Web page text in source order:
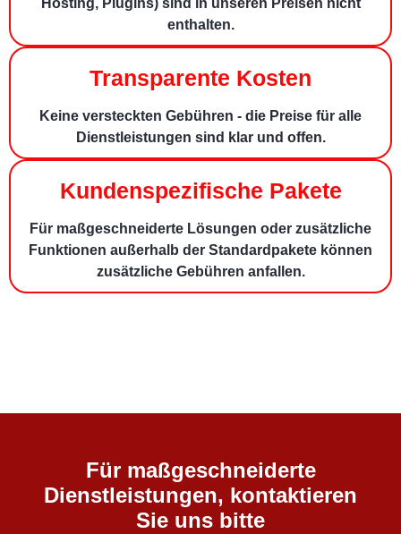
Hosting, Plugins) sind in unseren Preisen nicht
enthalten.
Transparente Kosten
Keine versteckten Gebühren - die Preise für alle
Dienstleistungen sind klar und offen.
Kundenspezifische Pakete
Für maßgeschneiderte Lösungen oder zusätzliche
Funktionen außerhalb der Standardpakete können
zusätzliche Gebühren anfallen.
Für maßgeschneiderte
Dienstleistungen, kontaktieren
Sie uns bitte